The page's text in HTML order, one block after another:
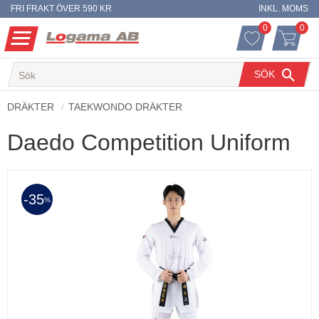
Meny
FRI FRAKT ÖVER 590 KR INKL. MOMS
FAVORITER
ANTAL
0 0
SÖK
DRÄKTER TAEKWONDO DRÄKTER
Daedo Competition Uniform
35%